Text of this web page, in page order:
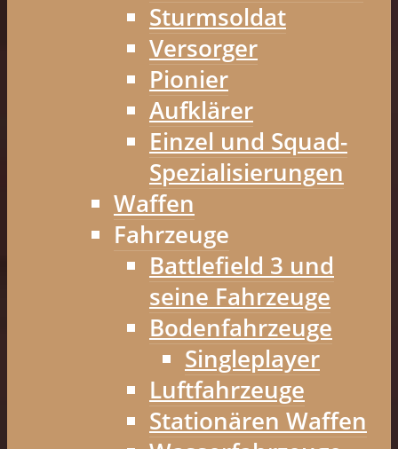
Sturmsoldat
Versorger
Pionier
Aufklärer
Einzel und Squad-
Spezialisierungen
Waffen
Fahrzeuge
Battlefield 3 und
seine Fahrzeuge
Bodenfahrzeuge
Singleplayer
Luftfahrzeuge
Stationären Waffen